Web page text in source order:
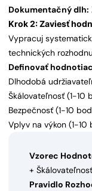
Dokumentačný dlh:
Krok 2: Zaviesť
Vypracuj
technických
Definovať
Dlhodobá
Škálovateľnosť (1-10
Bezpečnosť (1-10
Vplyv na výkon (1-10
Vzorec
+
Pravidlo